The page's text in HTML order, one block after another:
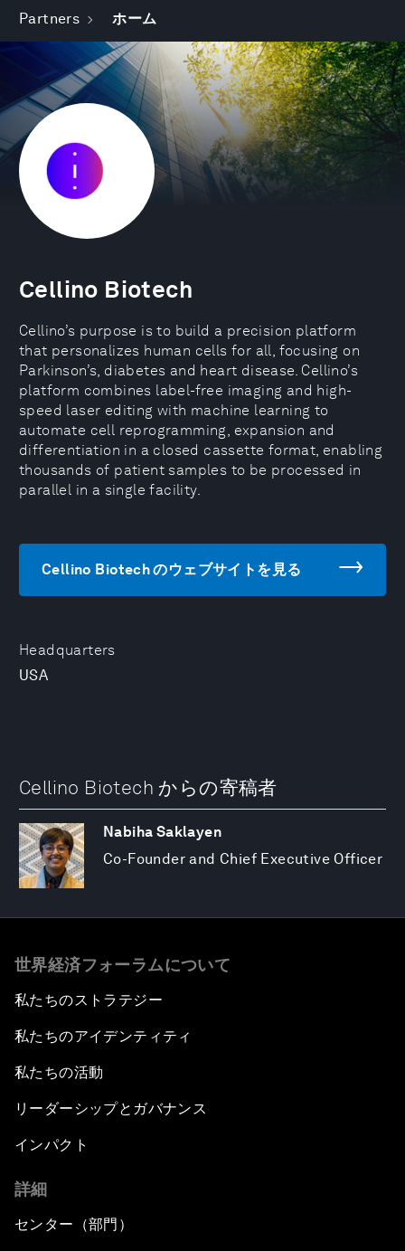
Partners ホーム
Headquarters
USA
Cellino Biotech
Cellino’s purpose is to build a precision platform
that personalizes human cells for all, focusing on
Parkinson’s, diabetes and heart disease. Cellino’s
platform combines label-free imaging and high-
speed laser editing with machine learning to
automate cell reprogramming, expansion and
differentiation in a closed cassette format, enabling
thousands of patient samples to be processed in
parallel in a single facility.
Cellino Biotech のウェブサイトを見る
Cellino Biotech からの寄稿者
Nabiha Saklayen
Co-Founder and Chief Executive Officer
世界経済フォーラムについて
私たちのストラテジー
私たちのアイデンティティ
私たちの活動
リーダーシップとガバナンス
インパクト
詳細
センター（部門）